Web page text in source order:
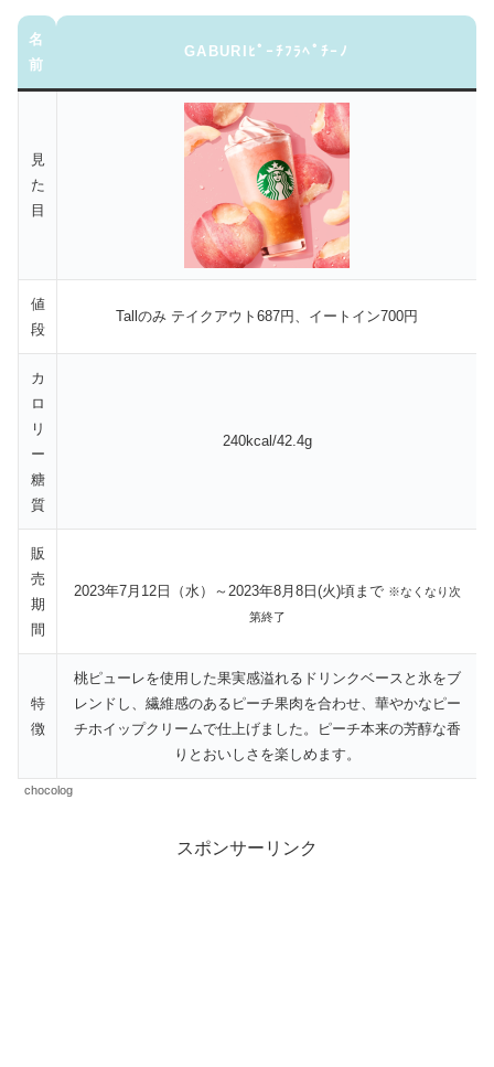
名
前
GABURIﾋﾟｰﾁﾌﾗﾍﾟﾁｰﾉ
見
た
目
値
段
Tallのみ テイクアウト687円、イートイン700円
カ
ロ
リ
ー
糖
質
240kcal/42.4g
販
売
期
間
2023年7月12日（水）～2023年8月8日(火)頃まで ※なくなり次
第終了
特
徴
桃ピューレを使用した果実感溢れるドリンクベースと氷をブ
レンドし、繊維感のあるピーチ果肉を合わせ、華やかなピー
チホイップクリームで仕上げました。ピーチ本来の芳醇な香
りとおいしさを楽しめます。
chocolog
スポンサーリンク